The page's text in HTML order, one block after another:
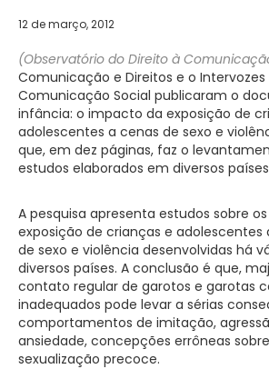
12 de março, 2012
(Observatório do Direito à
Comunicação e Direitos e o Intervozes
Comunicação Social publicaram o
infância: o impacto da exposição de
adolescentes a cenas de sexo e
que, em dez páginas, faz o
estudos elaborados em diversos
A pesquisa apresenta estudos sobre
exposição de crianças e adolescentes
de sexo e violência desenvolvidas há
diversos países. A conclusão é que,
contato regular de garotos e garotas
inadequados pode levar a sérias
comportamentos de imitação,
ansiedade, concepções errôneas
sexualização precoce.